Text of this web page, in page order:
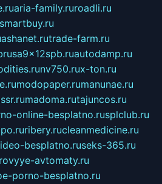
aria-family.ruroadli.ru
ashanet.rutrade-farm.ru
autodamp.ru
nv750.rux-ton.ru
modopaper.rumanunae.ru
madoma.rutajuncos.ru
online-besplatno.rusplclub.ru
ribery.rucleanmedicine.ru
besplatno.ruseks-365.ru
avtomaty.ru
porno-besplatno.ru